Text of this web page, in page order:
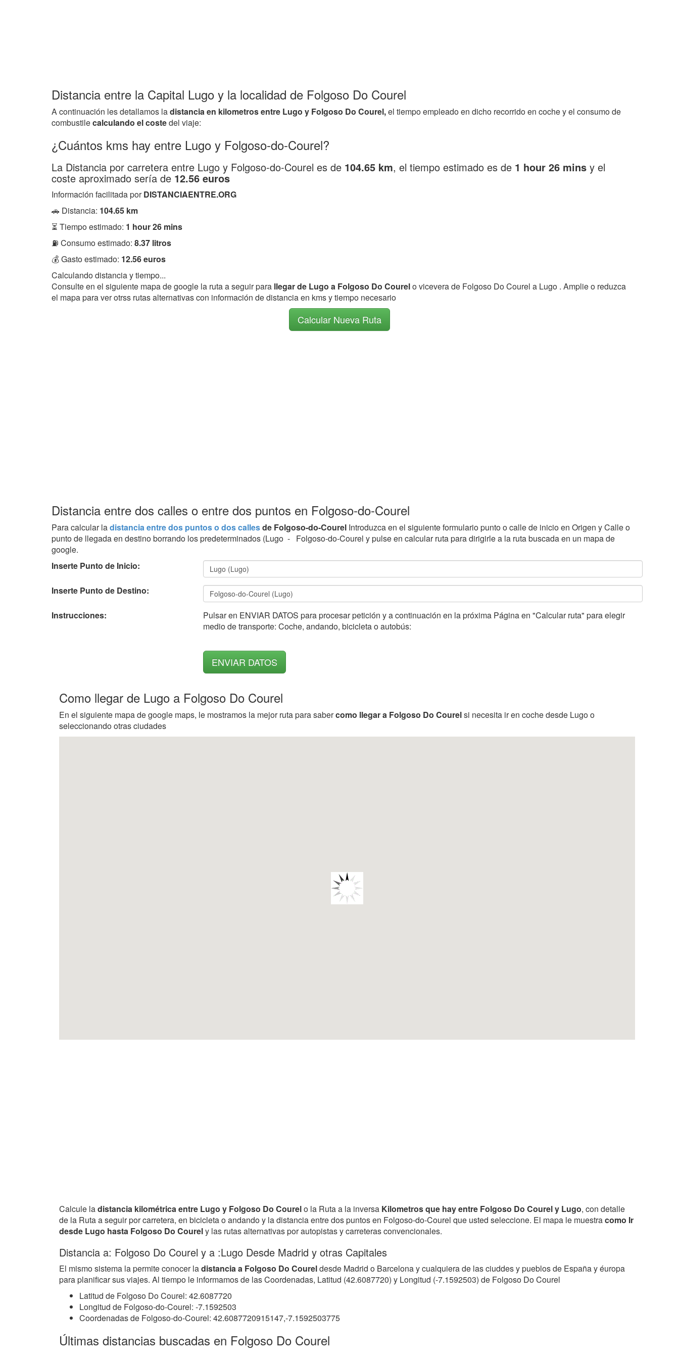
Distancia entre la Capital Lugo y la localidad de Folgoso Do Courel
A continuación les detallamos ladistancia en kilometros entre Lugo y Folgoso Do Courel,el tiempo empleado en dicho recorrido en coche y el consumo de
combustilecalculando el costedel viaje:
¿Cuántos kms hay entre Lugo y Folgoso-do-Courel?
La Distancia por carretera entre Lugo y Folgoso-do-Courel es de 104.65 km, el tiempo estimado es de 1 hour 26 mins y el
coste aproximado sería de 12.56 euros
Información facilitada porDISTANCIAENTRE.ORG
🚗 Distancia: 104.65 km
⏳ Tiempo estimado: 1 hour 26 mins
⛽ Consumo estimado: 8.37 litros
💰 Gasto estimado: 12.56 euros
Calculando distancia y tiempo...
Consulte en el siguiente mapa de google la ruta a seguir para llegar de Lugo a Folgoso Do Courelo vicevera de Folgoso Do Courel a Lugo . Amplie o reduzca
el mapa para ver otrss rutas alternativas con información de distancia en kms y tiempo necesario
Calcular Nueva Ruta
Distancia entre dos calles o entre dos puntos en Folgoso-do-Courel
Para calcular ladistancia entre dos puntos o dos callesde Folgoso-do-Courel Introduzca en el siguiente formulario punto o calle de inicio en Origen y Calle o
punto de llegada en destino borrando los predeterminados (Lugo - Folgoso-do-Courel y pulse en calcular ruta para dirigirle a la ruta buscada en un mapa de
google.
Inserte Punto de Inicio:
Inserte Punto de Destino:
Instrucciones:
Pulsar en ENVIAR DATOS para procesar petición y a continuación en la próxima Página en "Calcular ruta" para elegir
medio de transporte: Coche, andando, bicicleta o autobús:
Como llegar de Lugo a Folgoso Do Courel
En el siguiente mapa de google maps, le mostramos la mejor ruta para sabercomo llegar a Folgoso Do Courelsi necesita ir en coche desde Lugo o
seleccionando otras ciudades
Calcule ladistancia kilométrica entre Lugo y Folgoso Do Courelo la Ruta a la inversa Kilometros que hay entre Folgoso Do Courel y Lugo, con detalle
de la Ruta a seguir por carretera, en bicicleta o andando y la distancia entre dos puntos en Folgoso-do-Courel que usted seleccione. El mapa le muestracomo Ir
desde Lugo hasta Folgoso Do Courely las rutas alternativas por autopistas y carreteras convencionales.
Distancia a: Folgoso Do Courel y a :Lugo Desde Madrid y otras Capitales
El mismo sistema la permite conocer ladistancia a Folgoso Do Coureldesde Madrid o Barcelona y cualquiera de las ciuddes y pueblos de España y éuropa
para planificar sus viajes. Al tiempo le informamos de las Coordenadas, Latitud (42.6087720) y Longitud (-7.1592503) de Folgoso Do Courel
Latitud de Folgoso Do Courel: 42.6087720
Longitud de Folgoso-do-Courel: -7.1592503
Coordenadas de Folgoso-do-Courel: 42.6087720915147,-7.1592503775
Últimas distancias buscadas en Folgoso Do Courel